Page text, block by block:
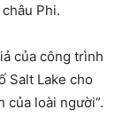
Phi.
của công trình
Salt Lake cho
của loài người”.